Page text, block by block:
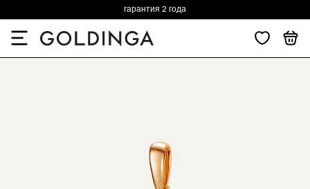
гарантия 2 года